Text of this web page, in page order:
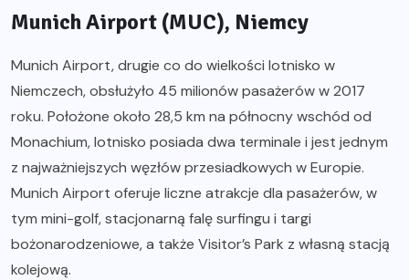
Munich Airport (MUC), Niemcy
Munich Airport, drugie co do wielkości lotnisko w
Niemczech, obsłużyło 45 milionów pasażerów w 2017
roku. Położone około 28,5 km na północny wschód od
Monachium, lotnisko posiada dwa terminale i jest jednym
z najważniejszych węzłów przesiadkowych w Europie.
Munich Airport oferuje liczne atrakcje dla pasażerów, w
tym mini-golf, stacjonarną falę surfingu i targi
bożonarodzeniowe, a także Visitor’s Park z własną stacją
kolejową.